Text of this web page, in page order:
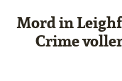
Mord in
Crime